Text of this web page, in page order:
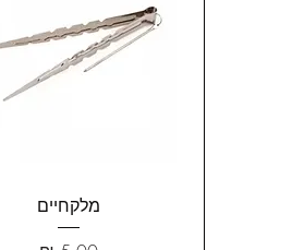
מלקחיים